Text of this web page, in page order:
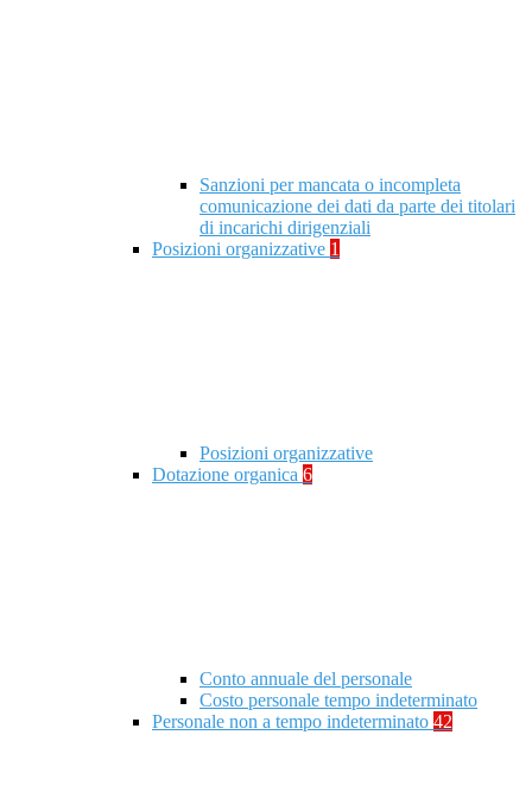
Sanzioni per mancata o incompleta
comunicazione dei dati da parte dei titolari
di incarichi dirigenziali
Posizioni organizzative 1
Posizioni organizzative
Dotazione organica 6
Conto annuale del personale
Costo personale tempo indeterminato
Personale non a tempo indeterminato 42